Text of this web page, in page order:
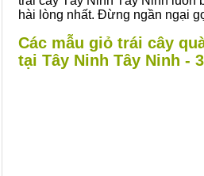
hài lòng nhất. Đừng ngần ngại
Các mẫu giỏ trái cây
tại Tây Ninh Tây Ninh -